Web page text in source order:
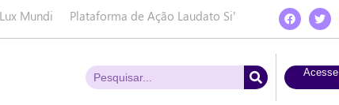
Mundi Plataforma de Ação Laudato Si’